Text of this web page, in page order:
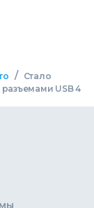
/
Стало
USB 4